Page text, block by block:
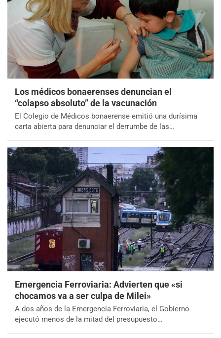
Los médicos bonaerenses denuncian el
“colapso absoluto” de la vacunación
El Colegio de Médicos bonaerense emitió una durísima
carta abierta para denunciar el derrumbe de las…
Emergencia Ferroviaria: Advierten que «si
chocamos va a ser culpa de Milei»
A dos años de la Emergencia Ferroviaria, el Gobierno
ejecutó menos de la mitad del presupuesto…